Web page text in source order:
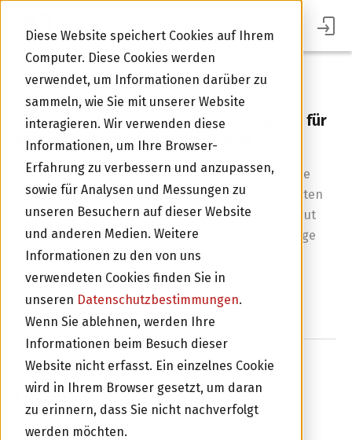
Diese Website speichert Cookies auf Ihrem
Computer. Diese Cookies werden
verwendet, um Informationen darüber zu
sammeln, wie Sie mit unserer Website
interagieren. Wir verwenden diese
Informationen, um Ihre Browser-
Erfahrung zu verbessern und anzupassen,
sowie für Analysen und Messungen zu
unseren Besuchern auf dieser Website
und anderen Medien. Weitere
Informationen zu den von uns
verwendeten Cookies finden Sie in
unseren Datenschutzbestimmungen.
Wenn Sie ablehnen, werden Ihre
Informationen beim Besuch dieser
Website nicht erfasst. Ein einzelnes Cookie
wird in Ihrem Browser gesetzt, um daran
zu erinnern, dass Sie nicht nachverfolgt
werden möchten.
Zurück zur Übersicht
Geschäftskredit ohne Bank: PeerCapital für
Wein kultivierenden Tunnelbauer
Dieser Tage steigen Hanspeter Cadonau und seine
Mitstreiter in die Rebberge am Walensee und ernten
den Jahrgang 2016. Hanspeter ist Inhaber einer gut
laufenden Tunnelbaufirma, der auch die Weinberge
gehören. Als er aber Geld für den Umbau neuer
Rebberge und besseren Hagelschutz brauchte,
schreckte der Branchenmix Banken ab.
ALWIN MEYER
7 OKTOBER 2016